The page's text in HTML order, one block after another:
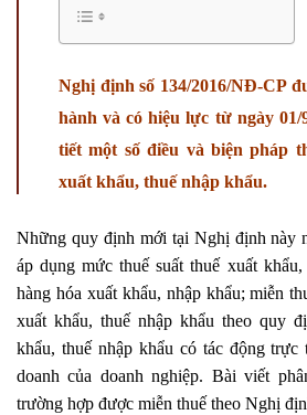
Nghị định số 134/2016/NĐ-CP
hành và có hiệu lực từ ngày 01/
tiết một số điều và biện pháp
xuất khẩu, thuế nhập khẩu.
Những quy định mới tại Nghị định này
áp dụng mức thuế suất thuế xuất
hàng hóa xuất khẩu, nhập khẩu; miễn
xuất khẩu, thuế nhập khẩu theo quy
khẩu, thuế nhập khẩu có tác động trực
doanh của doanh nghiệp. Bài viết
trường hợp được miễn thuế theo Nghị